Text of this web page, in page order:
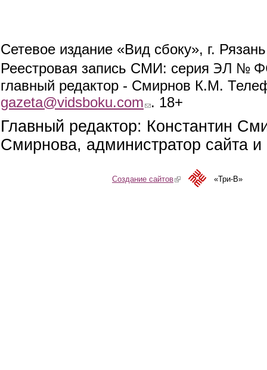
Сетевое издание «Вид сбоку», г.
Реестровая запись СМИ: серия ЭЛ №
главный редактор - Смирнов К.М.
gazeta@vidsboku.com (link sends e-mail)
. 18+
Главный редактор: Константин
Смирнова, администратор сайта
Создание сайтов(link is external)«Три-В»